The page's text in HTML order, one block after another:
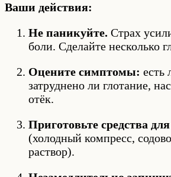
Ваши действия:
Не паникуйте. Страх
боли. Сделайте несколько
Оцените симптомы: есть
затруднено ли глотание,
отёк.
Приготовьте средства
(холодный компресс,
раствор).